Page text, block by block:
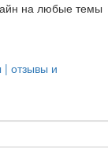
на любые темы